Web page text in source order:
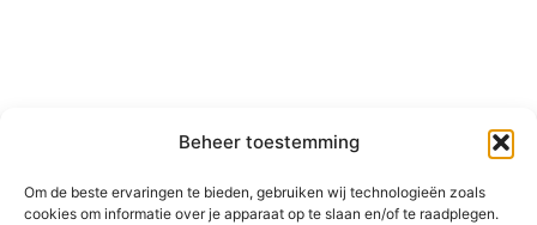
Beheer toestemming
Om de beste ervaringen te bieden, gebruiken wij technologieën zoals
cookies om informatie over je apparaat op te slaan en/of te raadplegen.